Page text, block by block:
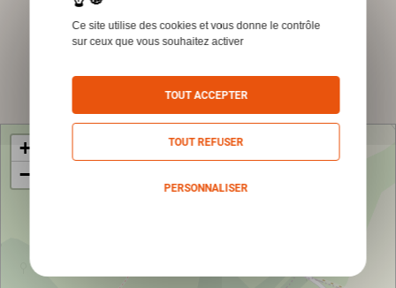
*Champs obligatoires
Envoyer
+
−
Ce site utilise des cookies et vous donne le contrôle
sur ceux que vous souhaitez activer
TOUT ACCEPTER
TOUT REFUSER
PERSONNALISER